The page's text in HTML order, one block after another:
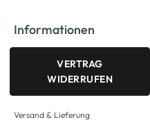
Informationen
VERTRAG
WIDERRUFEN
Versand & Lieferung